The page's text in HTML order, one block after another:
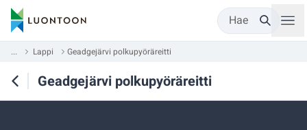
Hae
... Lappi Geadgejärvi polkupyöräreitti
Geadgejärvi polkupyöräreitti